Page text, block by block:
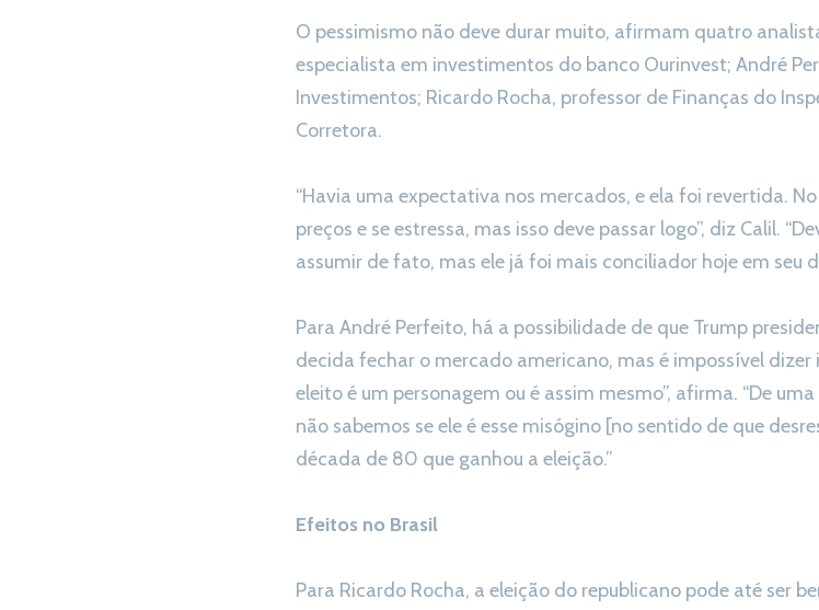
O pessimismo não deve durar muito, afirmam quatro
especialista em investimentos do banco Ourinvest; André
Investimentos; Ricardo Rocha, professor de Finanças do
Corretora.
“Havia uma expectativa nos mercados, e ela foi revertida.
preços e se estressa, mas isso deve passar logo”, diz Calil.
assumir de fato, mas ele já foi mais conciliador hoje em seu
Para André Perfeito, há a possibilidade de que Trump
decida fechar o mercado americano, mas é impossível dizer
eleito é um personagem ou é assim mesmo”, afirma. “De
não sabemos se ele é esse misógino [no sentido de que
década de 80 que ganhou a eleição.”
Efeitos no Brasil
Para Ricardo Rocha, a eleição do republicano pode até ser